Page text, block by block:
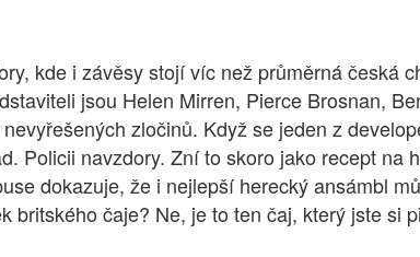
kde i závěsy stojí víc než průměrná česká
jsou Helen Mirren, Pierce Brosnan,
zločinů. Když se jeden z
Policii navzdory. Zní to skoro jako recept
dokazuje, že i nejlepší herecký ansámbl
čaje? Ne, je to ten čaj, který jste si